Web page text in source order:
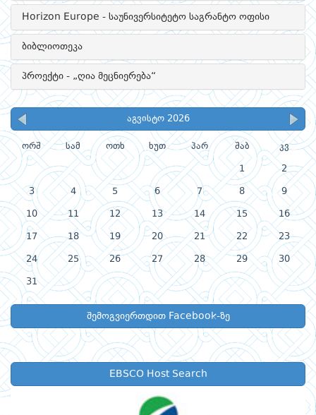
Horizon Europe - საუნივერსიტეტო საგრანტო ოფისი
ბიბლიოთეკა
პროექტი - „ღია მეცნიერება“
აგვისტო 2026
ორშ სამ ოთხ ხუთ პარ შაბ კვ
1 2
3 4 5 6 7 8 9
10 11 12 13 14 15 16
17 18 19 20 21 22 23
24 25 26 27 28 29 30
31
შემოგვიერთდით Facebook-ზე
EBSCO Host Search